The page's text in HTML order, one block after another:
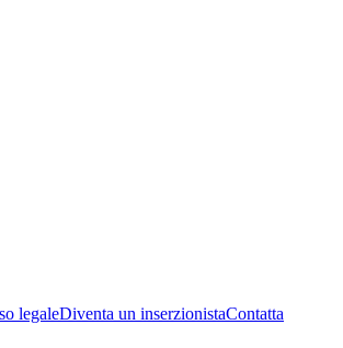
legaleDiventa un inserzionistaContatta